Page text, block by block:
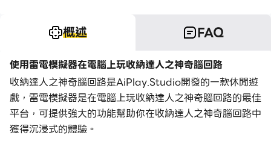
概述 FAQ
使用雷電模擬器在電腦上玩收納達人之神奇腦回路
收納達人之神奇腦回路是AiPlay.Studio開發的一款休閒遊
戲，雷電模擬器是在電腦上玩收納達人之神奇腦回路的最佳
平台，可提供強大的功能幫助你在收納達人之神奇腦回路中
獲得沉浸式的體驗。